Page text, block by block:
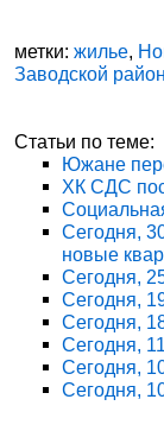
метки:жилье,
Заводской район
Статьи по теме:
Южане
ХК СДС
Сегодня,
новые
Сегодня,
Сегодня,
Сегодня,
Сегодня,
Сегодня,
Сегодня,